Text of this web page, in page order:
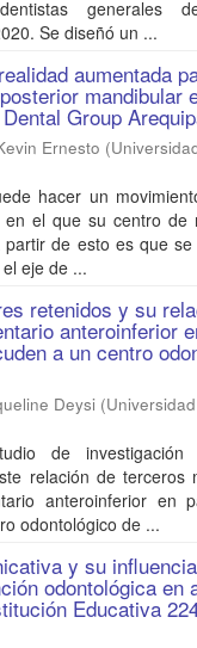
generales
Se diseñó un ...
aumentada
mandibular
Group
Ernesto (
hacer un
el que su centro de
de esto es que
eje de ...
retenidos y su
anteroinferior
a un centro
Deysi (
de
relación de terceros
anteroinferior en
odontológico de ...
y su
odontológica en
Educativa